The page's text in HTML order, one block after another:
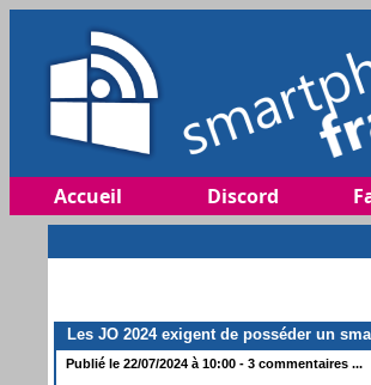
Accueil Discord
Les JO 2024 exigent de posséder un
Publié le 22/07/2024 à 10:00 - 3 commentaires ...